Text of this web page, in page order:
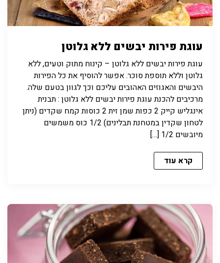
עוגת פירות יבשים ללא גלוטן
עוגת פירות יבשים ללא גלוטן – קינוח מתוק וטעים, ללא
גלוטן וללא תוספת סוכר. אפשר להוסיף את כל הפירות
היבשים והאגוזים האהובים עליכם וכך לגוון בטעם שלה.
מרכיבים להכנת עוגת פירות יבשים ללא גלוטן : תבנית
אינגליש קייק 2 כפות שמן זית 2 כוסות קמח שקדים (ניתן
לטחון שקדין במטחנת תבלינים) 1/2 כוס משמשים
מיובשים 1/2 […]
קרא עוד